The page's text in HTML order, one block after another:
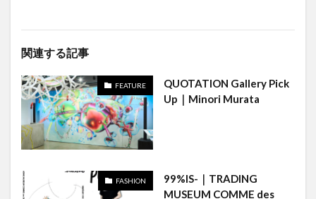
関連する記事
FEATURE
QUOTATION Gallery Pick
Up｜Minori Murata
FASHION
99%IS-｜TRADING
MUSEUM COMME des